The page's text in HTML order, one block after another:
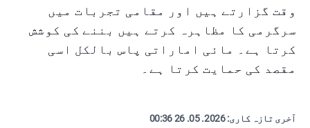
وقت گزارتے ہیں اور مقامی تجربات میں
سرگرمی کا مظاہرہ کرتے ہیں بننے کی کوشش
کرتا ہے۔ مائی اماراتی پاس بالکل اسی
مقصد کی حمایت کرتا ہے۔
آخری تازہ کاری:2026. 05. 26 00:36